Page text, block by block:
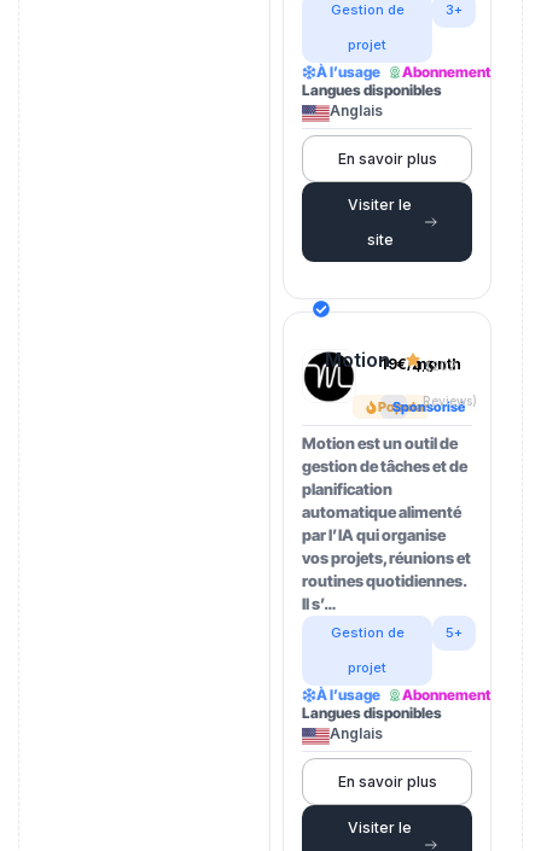
Gestion de
projet
3+
À l’usage
Abonnement
Langues disponibles
Anglais
En savoir plus
Visiter le
site
Motion
Popular
Sponsorisé
19€/month
4.5(202
Reviews)
Motion est un outil de
gestion de tâches et de
planification
automatique alimenté
par l’IA qui organise
vos projets, réunions et
routines quotidiennes.
Il s’…
Gestion de
projet
5+
À l’usage
Abonnement
Langues disponibles
Anglais
En savoir plus
Visiter le